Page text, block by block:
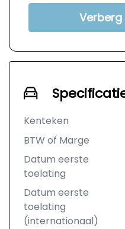
Verberg
Kenteken
BTW of Marge
Datum eerste
toelating
Datum eerste
toelating
(internationaal)